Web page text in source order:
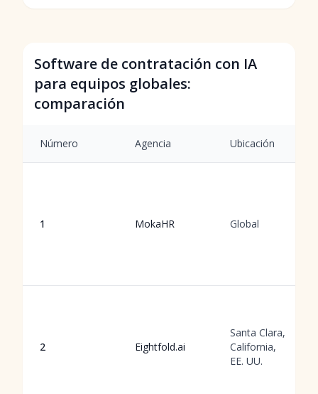
Software de contratación con IA
para equipos globales:
comparación
Número Agencia Ubicación
1 MokaHR Global
2 Eightfold.ai
Santa Clara,
California,
EE. UU.